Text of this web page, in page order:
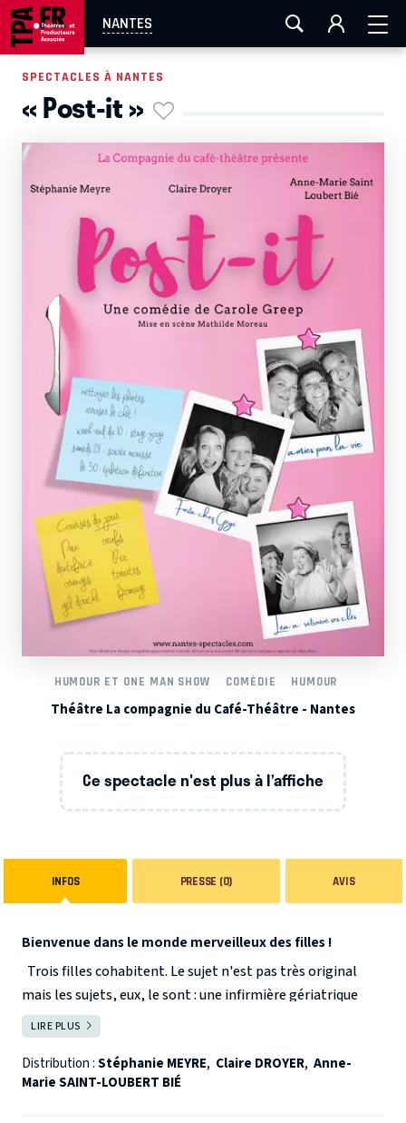
NANTES
AIX-MARSEILLE AURAY LA ROCHELLE
EN TOURNÉE
SPECTACLES À NANTES
« Post-it »
HUMOUR ET ONE MAN SHOW COMÉDIE HUMOUR
Théâtre La compagnie du Café-Théâtre - Nantes
Ce spectacle n'est plus à l’affiche
INFOS PRESSE (0) AVIS
Bienvenue dans le monde merveilleux des filles !
Trois filles cohabitent. Le sujet n'est pas très original
mais les sujets, eux, le sont : une infirmière gériatrique
insouciante pratique l'euthanasie comme d'autres se
brossent les dents; une peintre dépressive chronique qui,
malgré sa psychanalyse, se sert de ses toiles comme
exutoire à ses problèmes; une publicitaire, gravure de
LIRE PLUS
Distribution :Stéphanie MEYRE, Claire DROYER, Anne-
Marie SAINT-LOUBERT BIÉ